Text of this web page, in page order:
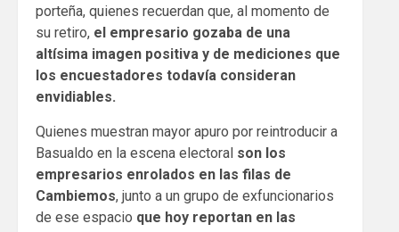
porteña, quienes recuerdan que, al momento de
su retiro, el empresario gozaba de una
altísima imagen positiva y de mediciones que
los encuestadores todavía consideran
envidiables.
Quienes muestran mayor apuro por reintroducir a
Basualdo en la escena electoral son los
empresarios enrolados en las filas de
Cambiemos, junto a un grupo de exfuncionarios
de ese espacio que hoy reportan en las